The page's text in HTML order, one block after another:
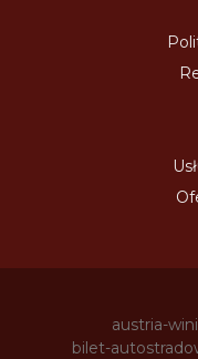
austria-
bilet-